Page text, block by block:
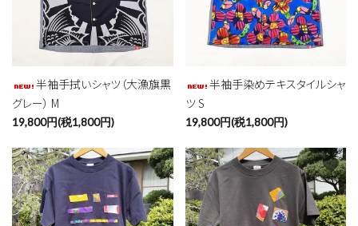
半袖手拭いシャツ（大漁旗黒
グレー） M
19,800円(税1,800円)
半袖手染めテキスタイルシャ
ツ S
19,800円(税1,800円)
favorite favorite